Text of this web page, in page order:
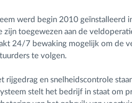
werd begin 2010 geïnstalleerd
zijn toegewezen aan de
24/7 bewaking mogelijk om de
te volgen.
rijgedrag en snelheidscontrole
stelt het bedrijf in staat om